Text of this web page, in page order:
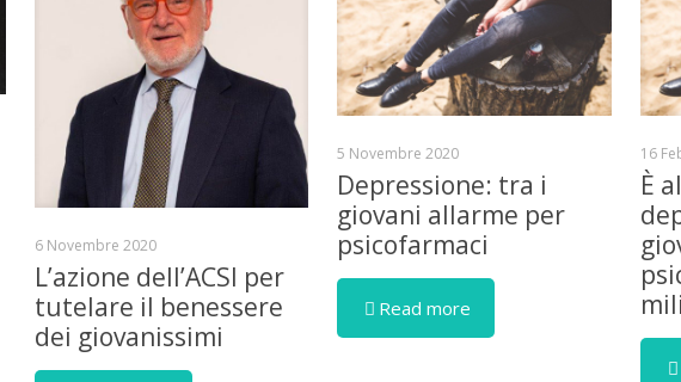
6 Novembre 2020
L’azione dell’ACSI per
tutelare il benessere
dei giovanissimi
5 Novembre 2020
Depressione: tra i
giovani allarme per
psicofarmaci
Read more
16
È